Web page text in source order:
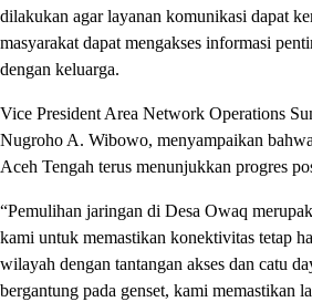
dilakukan agar layanan komunikasi dapat
masyarakat dapat mengakses informasi
dengan keluarga.
Vice President Area Network Operations
Nugroho A. Wibowo, menyampaikan
Aceh Tengah terus menunjukkan progres
“Pemulihan jaringan di Desa Owaq
kami untuk memastikan konektivitas tetap
wilayah dengan tantangan akses dan catu
bergantung pada genset, kami memastikan